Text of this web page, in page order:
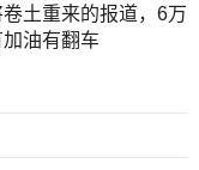
土重来的报道，6万
油有翻车